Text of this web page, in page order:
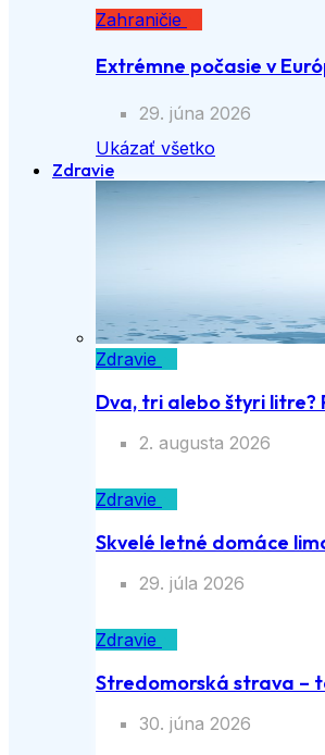
Zahraničie
Extrémne počasie v
29. júna 2026
Ukázať všetko
Zdravie
Zdravie
Dva, tri alebo štyri litre?
2. augusta 2026
Zdravie
Skvelé letné domáce
29. júla 2026
Zdravie
Stredomorská strava –
30. júna 2026